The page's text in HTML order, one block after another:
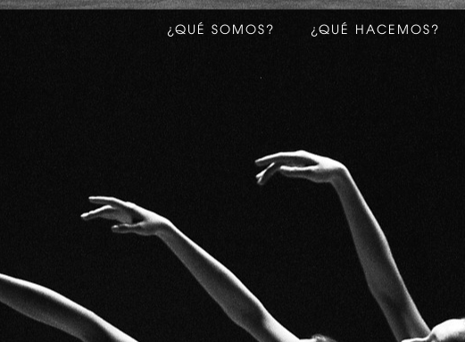
¿QUÉ SOMOS? ¿QUÉ HACEMOS?